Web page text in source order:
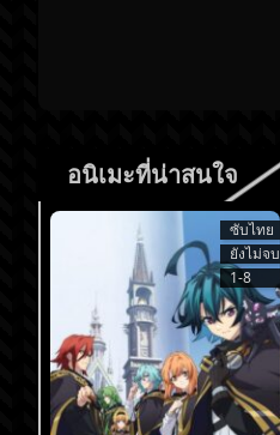
อนิเมะที่น่าสนใจ
ซับไทย
ยังไม่จบ
1-8